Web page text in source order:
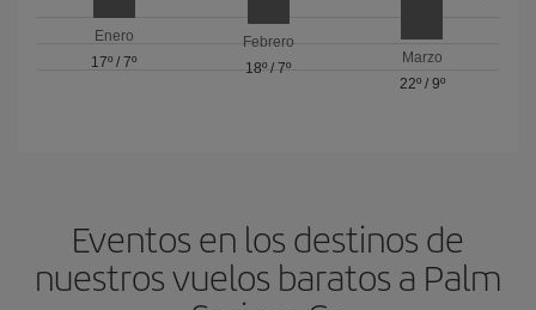
Enero
17º /7º
Febrero
18º / 7º
Marzo
22º/ 9º
Eventos en los destinos de
nuestros vuelos baratos a Palm